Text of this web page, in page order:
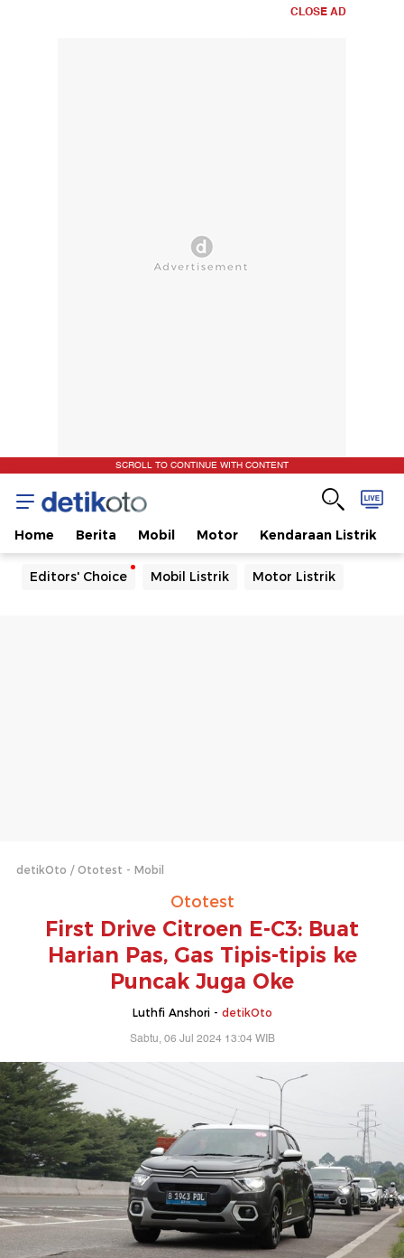
CLOSE AD
SCROLL TO CONTINUE WITH CONTENT
Home Berita Mobil Motor Kendaraan Listrik
Editors' Choice Mobil Listrik Motor Listrik
detikOto Ototest - Mobil
Ototest
First Drive Citroen E-C3: Buat
Harian Pas, Gas Tipis-tipis ke
Puncak Juga Oke
Luthfi Anshori - detikOto
Sabtu, 06 Jul 2024 13:04 WIB